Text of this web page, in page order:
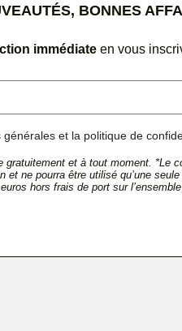
BONNES
immédiate en vous
et la politique de
gratuitement et à tout moment. *Le
et ne pourra être utilisé qu’une
hors frais de port sur